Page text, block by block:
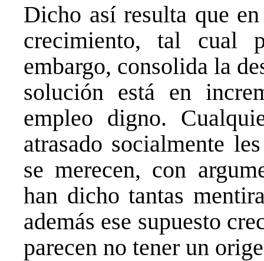
Dicho así resulta que
crecimiento, tal cual
embargo, consolida la
solución está en
empleo digno.
atrasado socialmente
se merecen, con
han dicho tantas
además ese supuesto
parecen no tener un